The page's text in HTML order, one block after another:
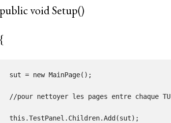
public void Setup()
{
sut = new MainPage();
//pour nettoyer les pages entre chaque TU